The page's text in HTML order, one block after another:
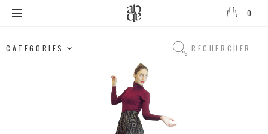
D'Anthenay
0
Rechercher
Rechercher